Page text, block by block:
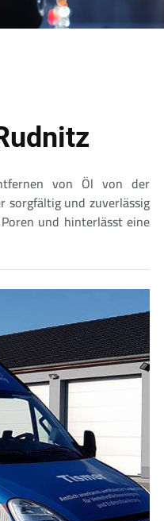
von Öl von der
sorgfältig und zuverlässig
und hinterlässt eine